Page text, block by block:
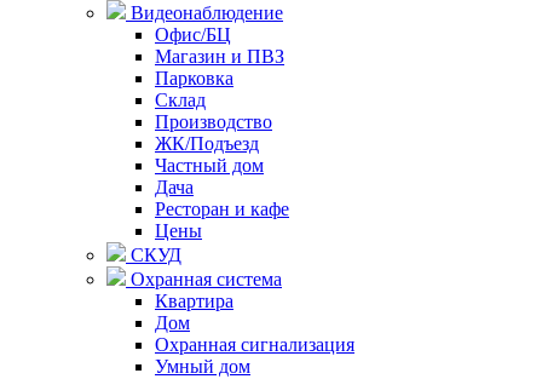
Видеонаблюдение
Офис/БЦ
Магазин и ПВЗ
Парковка
Склад
Производство
ЖК/Подъезд
Частный дом
Дача
Ресторан и кафе
Цены
СКУД
Охранная система
Квартира
Дом
Охранная сигнализация
Умный дом